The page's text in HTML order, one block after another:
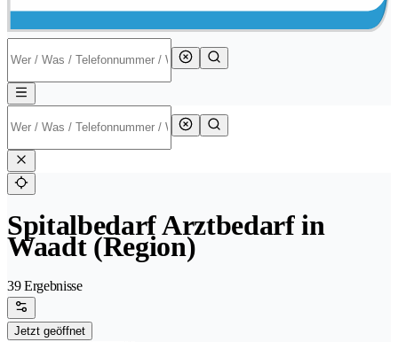
Spitalbedarf Arztbedarf in
Waadt (Region)
39 Ergebnisse
Jetzt geöffnet